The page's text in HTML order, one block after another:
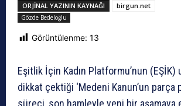
ORJINAL YAZININ KAYNAĞI birgun.net
Gözde Bedeloğlu
Görüntülenme: 13
Eşitlik İçin Kadın Platformu’nun
dikkat çektiği ‘Medeni Kanun’un
süreci, son hamleyle yeni bir aşamaya